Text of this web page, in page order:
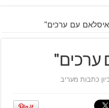
עם ערכים"
ערכים"
כתבות מעריב